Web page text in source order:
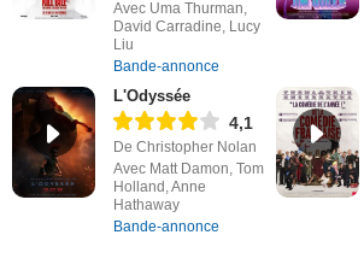
Avec Uma Thurman,
David Carradine, Lucy
Liu
Bande-annonce
L'Odyssée
4,1
De Christopher Nolan
Avec Matt Damon, Tom
Holland, Anne
Hathaway
Bande-annonce